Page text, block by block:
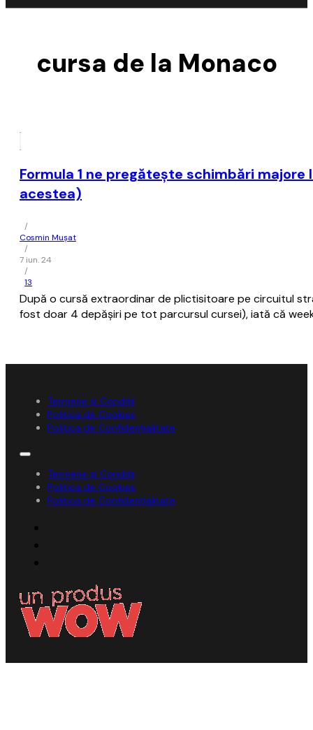
cursa de la Monaco
Formula 1 ne pregăteşte schimbări
acestea)
/
Cosmin Mușat
/
7 iun. 24
/
13
După o cursă extraordinar de plictisitoare pe circuitul
fost doar 4 depăşiri pe tot parcursul cursei), iată că
Termene și Condiții
Politica de Cookies
Politica de Confidențialitate
Termene și Condiții
Politica de Cookies
Politica de Confidențialitate